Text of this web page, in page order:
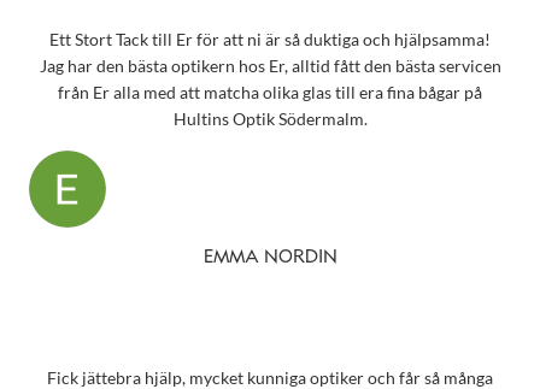
Ett Stort Tack till Er för att ni är så duktiga och hjälpsamma!
Jag har den bästa optikern hos Er, alltid fått den bästa servicen
från Er alla med att matcha olika glas till era fina bågar på
Hultins Optik Södermalm.
EMMA NORDIN
Fick jättebra hjälp, mycket kunniga optiker och får så många